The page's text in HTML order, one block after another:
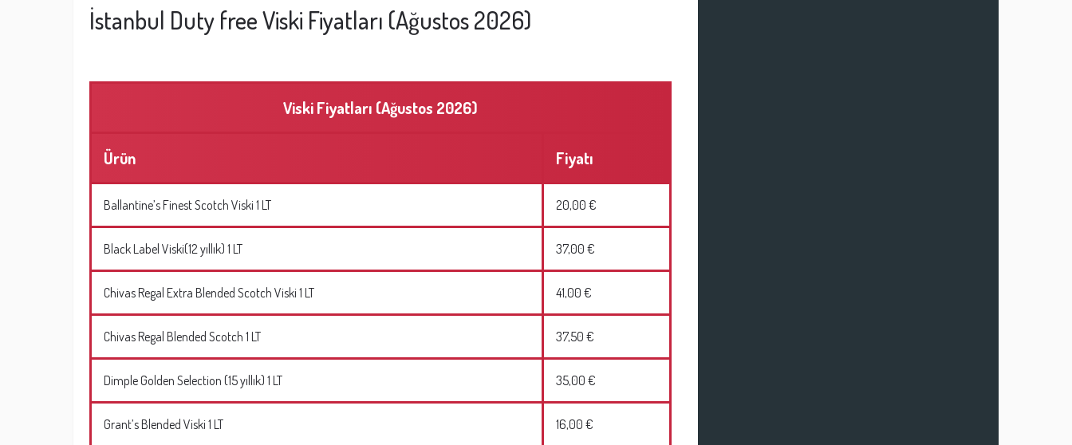
İstanbul Duty free Viski Fiyatları (Ağustos 2026)
Viski Fiyatları (Ağustos 2026)
Ürün Fiyatı
Ballantine’s Finest Scotch Viski 1 LT 20,00 €
Black Label Viski(12 yıllık) 1 LT 37,00 €
Chivas Regal Extra Blended Scotch Viski 1 LT 41,00 €
Chivas Regal Blended Scotch 1 LT 37,50 €
Dimple Golden Selection (15 yıllık) 1 LT 35,00 €
Grant’s Blended Viski 1 LT 16,00 €